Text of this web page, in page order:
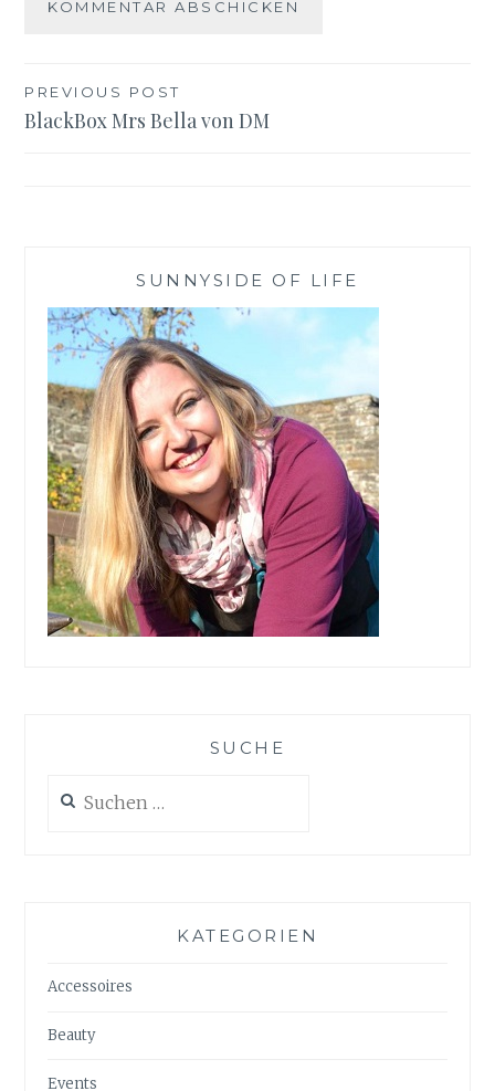
Beitragsnavigation
PREVIOUS POST
BlackBox Mrs Bella von DM
SUNNYSIDE OF LIFE
SUCHE
nach:
KATEGORIEN
Accessoires
Beauty
Events